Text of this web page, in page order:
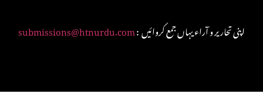
submissions@htnurdu.com : اپنی تحاریر و آراء یہاں جمع کروائیں